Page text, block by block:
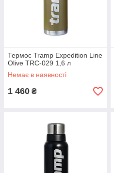
Термос Tramp Expedition Line
Olive TRC-029 1,6 л
Немає в наявності
1 460 ₴